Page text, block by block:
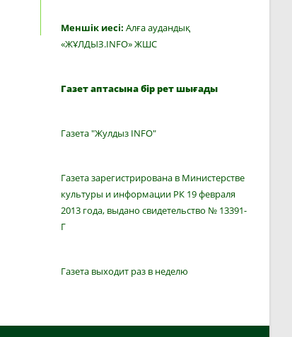
Меншік иесі: Алға аудандық
«ЖҰЛДЫЗ.INFO» ЖШС
Газет аптасына бір рет шығады
Газета "Жулдыз INFO"
Газета зарегистрирована в Министерстве
культуры и информации РК 19 февраля
2013 года, выдано свидетельство № 13391-
Г
Газета выходит раз в неделю